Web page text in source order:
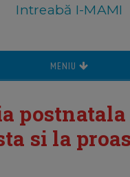
Intreabă I-MAMI
MENIU
postnatala
si la